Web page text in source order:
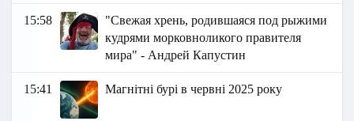
15:58
"Свежая хрень, родившаяся под рыжими
кудрями морковноликого правителя
мира" - Андрей Капустин
15:41 Магнітні бурі в червні 2025 року